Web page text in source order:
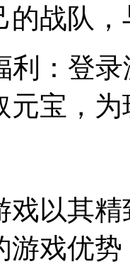
的战队
利：登
元宝，
戏以其
游戏优